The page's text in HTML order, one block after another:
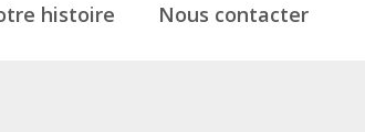
histoire Nous contacter